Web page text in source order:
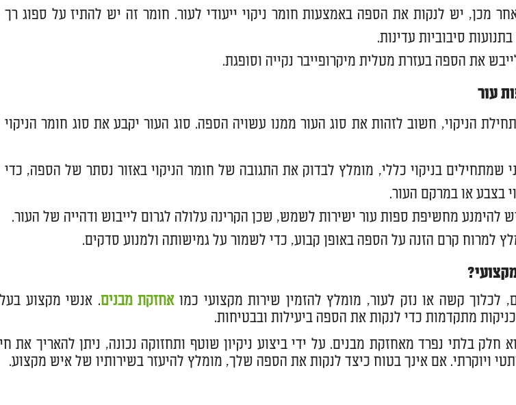
מכן, יש לנקות את הספה באמצעות חומר ניקוי ייעודי לעור. חומר זה יש להתיז על ספוג רך
סיבוביות עדינות.
את הספה בעזרת מטלית מיקרופייבר נקייה וסופגת.
עור
הניקוי, חשוב לזהות את סוג העור ממנו עשויה הספה. סוג העור יקבע את סוג חומר הניקוי
שמתחילים בניקוי כללי, מומלץ לבדוק את התגובה של חומר הניקוי באזור נסתר של הספה, כדי
בצבע או במרקם העור.
להימנע מחשיפת ספות עור ישירות לשמש, שכן הקרינה עלולה לגרום לייבוש ודהייה של העור.
למרוח קרם הזנה על הספה באופן קבוע, כדי לשמור על גמישותה ולמנוע סדקים.
לכלוך קשה או נזק לעור, מומלץ להזמין שירות מקצועי כמואחזקת מבנים. אנשי מקצוע
מתקדמות כדי לנקות את הספה ביעילות ובבטיחות.
חלק בלתי נפרד מאחזקת מבנים. על ידי ביצוע ניקיון שוטף ותחזוקה נכונה, ניתן להאריך את
ויוקרתי. אם אינך בטוח כיצד לנקות את הספה שלך, מומלץ להיעזר בשירותיו של איש מקצוע.